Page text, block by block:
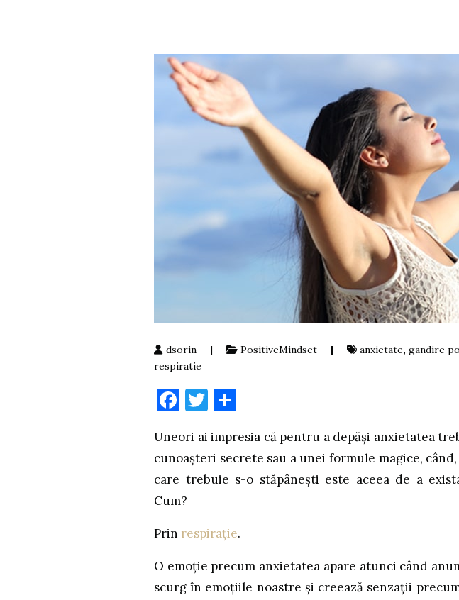
dsorin | PositiveMindset | anxietate, gandire
respiratie
Facebook
Twitter
Uneori ai impresia că pentru a depăși anxietatea
cunoașteri secrete sau a unei formule magice,
care trebuie s-o stăpânești este aceea de a
Cum?
Prin respirație.
O emoție precum anxietatea apare atunci când
scurg în emoțiile noastre și creează senzații